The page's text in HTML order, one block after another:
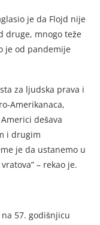
je da Flojd nije
druge, mnogo teže
je od pandemije
za ljudska prava i
Amerikanaca,
dešava
i drugim
je da ustanemo u
– rekao je.
57. godišnjicu